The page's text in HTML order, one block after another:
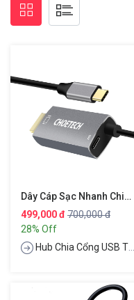
Dây Cáp Sạc Nhanh Chia Cổng Đa Năng PD Type-C Thành Cổng Type-C PD 3.0, Cổng HDMI Chuẩn 4k, Dài 180cm Hiệu CHOETECH M180
499,000 đ 700,000 đ
28% Off
Hub Chia Cổng USB Type-C